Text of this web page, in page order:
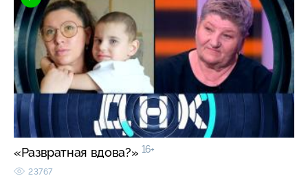
«Развратная вдова?» 16+
23767